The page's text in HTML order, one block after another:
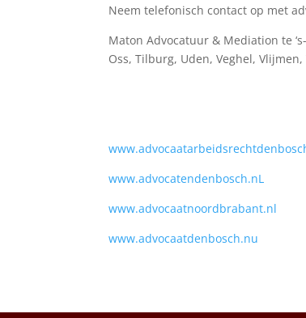
Neem telefonisch contact op met
Maton Advocatuur & Mediation te
Oss, Tilburg, Uden, Veghel,
www.advocatendenbosch.nL
www.advocaatnoordbrabant.nl
www.advocaatdenbosch.nu